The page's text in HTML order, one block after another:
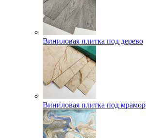
Виниловая плитка под дерево
Виниловая плитка под мрамор